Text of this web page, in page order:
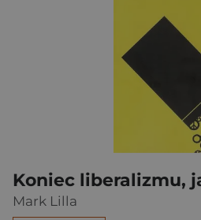
Koniec liberalizmu,
Mark Lilla